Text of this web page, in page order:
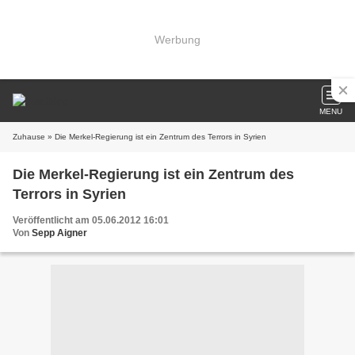
Werbung
MENU
Zuhause » Die Merkel-Regierung ist ein Zentrum des Terrors in Syrien
Die Merkel-Regierung ist ein Zentrum des
Terrors in Syrien
Veröffentlicht am 05.06.2012 16:01
Von Sepp Aigner